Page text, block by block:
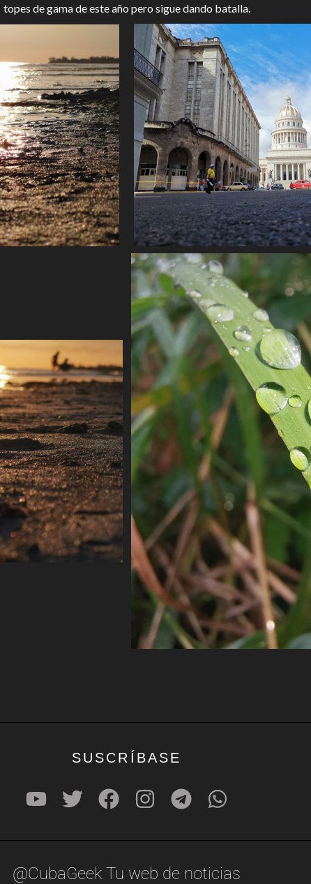
topes de gama de este año pero sigue dando batalla.
SUSCRÍBASE
@CubaGeek Tu web de noticias